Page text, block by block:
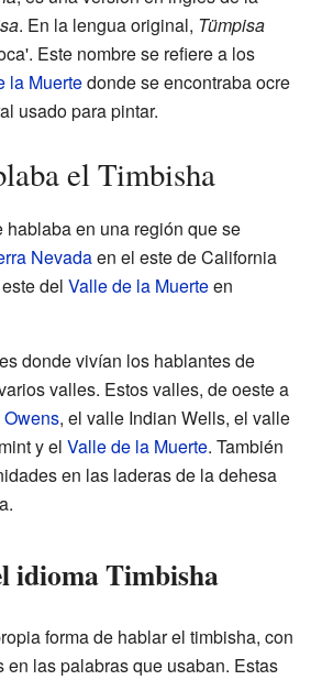
. En la lengua original, Tümpisa
Este nombre se refiere a los
la Muertedonde se encontraba ocre
usado para pintar.
el Timbisha
en una región que se
Nevadaen el este de California
del Valle de la Muerteen
donde vivían los hablantes de
valles. Estos valles, de oeste a
, el valle Indian Wells, el valle
y el Valle de la Muerte. También
en las laderas de la dehesa
idioma Timbisha
forma de hablar el timbisha, con
en las palabras que usaban. Estas